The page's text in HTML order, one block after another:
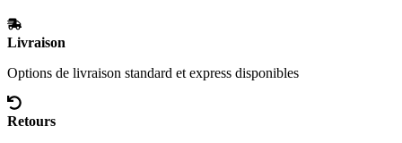
Livraison
Options de livraison standard et express disponibles
Retours